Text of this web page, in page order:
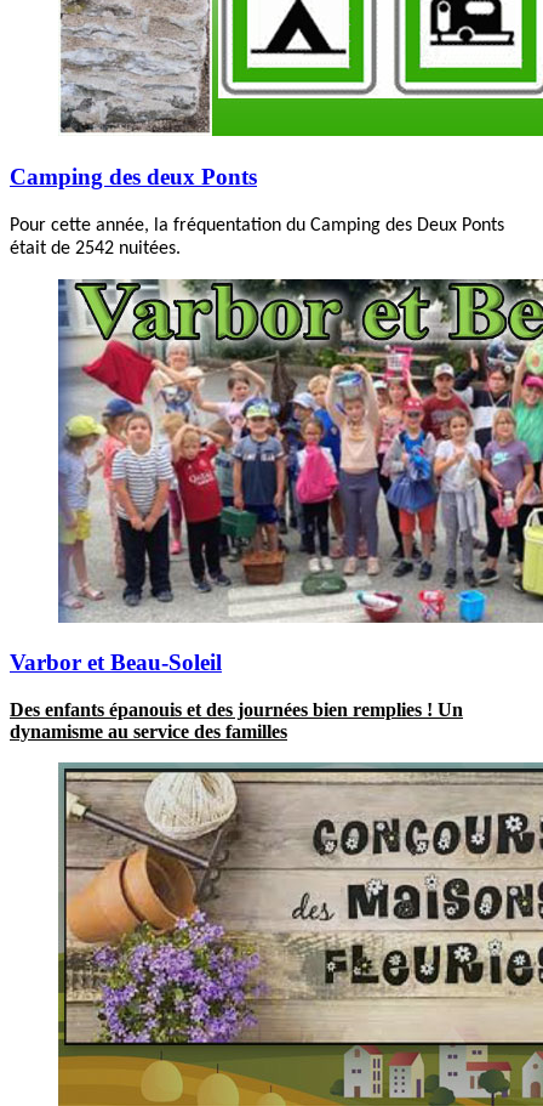
Camping des deux Ponts
Pour cette année, la fréquentation du Camping des Deux Ponts
était de 2542 nuitées.
Varbor et Beau-Soleil
Des enfants épanouis et des journées bien remplies ! Un
dynamisme au service des familles